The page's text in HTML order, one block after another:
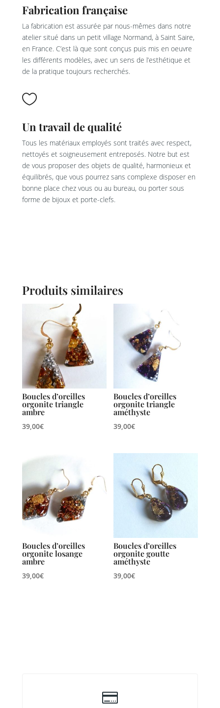
Fabrication française
La fabrication est assurée par nous-mêmes dans notre
atelier situé dans un petit village Normand, à Saint Saire,
en France. C’est là que sont conçus puis mis en oeuvre
les différents modèles, avec un sens de l’esthétique et
de la pratique toujours recherchés.

Un travail de qualité
Tous les matériaux employés sont traités avec respect,
nettoyés et soigneusement entreposés. Notre but est
de vous proposer des objets de qualité, harmonieux et
équilibrés, que vous pourrez sans complexe disposer en
bonne place chez vous ou au bureau, ou porter sous
forme de bijoux et porte-clefs.
Produits similaires
Boucles d’oreilles
orgonite triangle
ambre
39,00€
Boucles d’oreilles
orgonite triangle
améthyste
39,00€
Boucles d’oreilles
orgonite losange
ambre
39,00€
Boucles d’oreilles
orgonite goutte
améthyste
39,00€
